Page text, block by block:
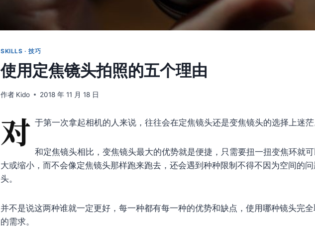
SKILLS · 技巧
使用定焦镜头拍照的五个理由
作者 Kido 2018 年 11 月 18 日
对 于第一次拿起相机的人来说，往往会在定焦镜头还是变焦镜头的选择上迷茫
和定焦镜头相比，变焦镜头最大的优势就是便捷，只需要扭一扭变焦环就
大或缩小，而不会像定焦镜头那样跑来跑去，还会遇到种种限制不得不因为空间的
头。
并不是说这两种谁就一定更好，每一种都有每一种的优势和缺点，使用哪种镜头完
的需求。